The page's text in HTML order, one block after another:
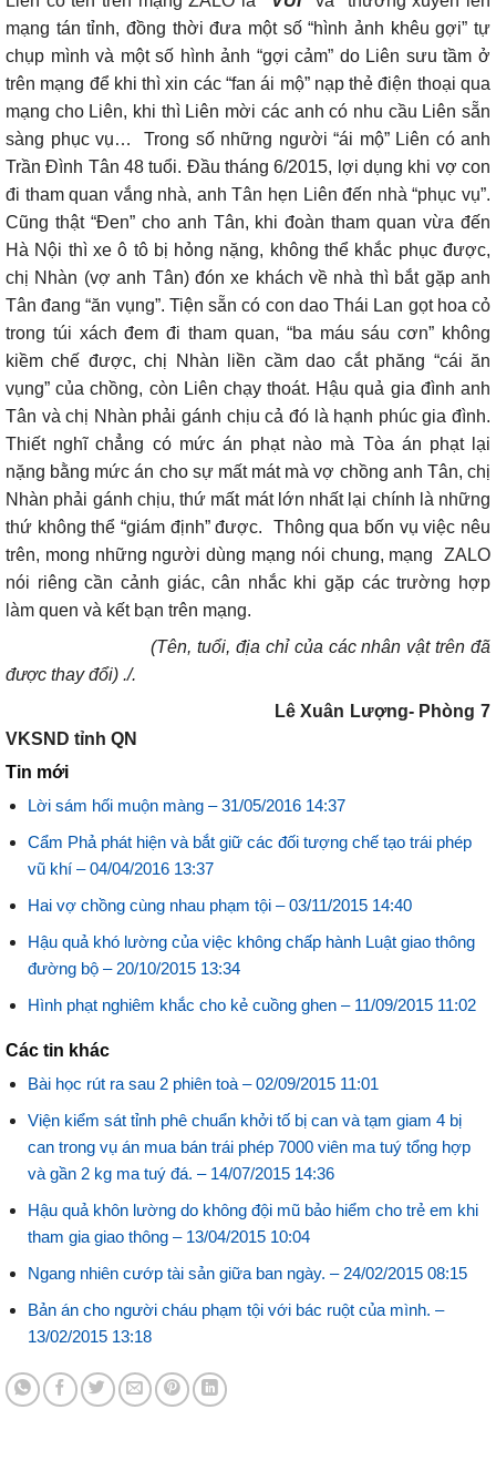
mạng tán tỉnh, đồng thời đưa một số “hình ảnh khêu gợi” tự
chụp mình và một số hình ảnh “gợi cảm” do Liên sưu tầm ở
trên mạng để khi thì xin các “fan ái mộ” nạp thẻ điện thoại qua
mạng cho Liên, khi thì Liên mời các anh có nhu cầu Liên sẵn
sàng phục vụ… Trong số những người “ái mộ” Liên có anh
Trần Đình Tân 48 tuổi. Đầu tháng 6/2015, lợi dụng khi vợ con
đi tham quan vắng nhà, anh Tân hẹn Liên đến nhà “phục vụ”.
Cũng thật “Đen” cho anh Tân, khi đoàn tham quan vừa đến
Hà Nội thì xe ô tô bị hỏng nặng, không thể khắc phục được,
chị Nhàn (vợ anh Tân) đón xe khách về nhà thì bắt gặp anh
Tân đang “ăn vụng”. Tiện sẵn có con dao Thái Lan gọt hoa cỏ
trong túi xách đem đi tham quan, “ba máu sáu cơn” không
kiềm chế được, chị Nhàn liền cầm dao cắt phăng “cái ăn
vụng” của chồng, còn Liên chạy thoát. Hậu quả gia đình anh
Tân và chị Nhàn phải gánh chịu cả đó là hạnh phúc gia đình.
Thiết nghĩ chẳng có mức án phạt nào mà Tòa án phạt lại
nặng bằng mức án cho sự mất mát mà vợ chồng anh Tân, chị
Nhàn phải gánh chịu, thứ mất mát lớn nhất lại chính là những
thứ không thể “giám định” được.
Thông qua bốn vụ việc nêu
trên, mong những người dùng mạng nói chung, mạng ZALO
nói riêng cần cảnh giác, cân nhắc khi gặp các trường hợp
làm quen và kết bạn trên mạng.
(Tên, tuổi, địa chỉ của các nhân vật trên đã
được thay đổi) ./.
Lê Xuân Lượng- Phòng 7
VKSND tỉnh QN
Tin mới
Lời sám hối muộn màng –31/05/2016 14:37
Cẩm Phả phát hiện và bắt giữ các đối tượng chế tạo trái phép
vũ khí –04/04/2016 13:37
Hai vợ chồng cùng nhau phạm tội –03/11/2015 14:40
Hậu quả khó lường của việc không chấp hành Luật giao thông
đường bộ – 20/10/2015 13:34
Hình phạt nghiêm khắc cho kẻ cuồng ghen – 11/09/2015 11:02
Các tin khác
Bài học rút ra sau 2 phiên toà –02/09/2015 11:01
Viện kiểm sát tỉnh phê chuẩn khởi tố bị can và tạm giam 4 bị
can trong vụ án mua bán trái phép 7000 viên ma tuý tổng hợp
và gần 2 kg ma tuý đá. – 14/07/2015 14:36
Hậu quả khôn lường do không đội mũ bảo hiểm cho trẻ em khi
tham gia giao thông – 13/04/2015 10:04
Ngang nhiên cướp tài sản giữa ban ngày. – 24/02/2015 08:15
Bản án cho người cháu phạm tội với bác ruột của mình. –
13/02/2015 13:18